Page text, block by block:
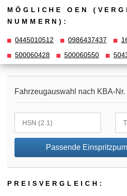
MÖGLICHE OEN
NUMMERN):
0445010512 0986437437
500060428
500060550
Fahrzeugauswahl nach KBA-Nr.
Passende
PREIS­VER­GLEICH: